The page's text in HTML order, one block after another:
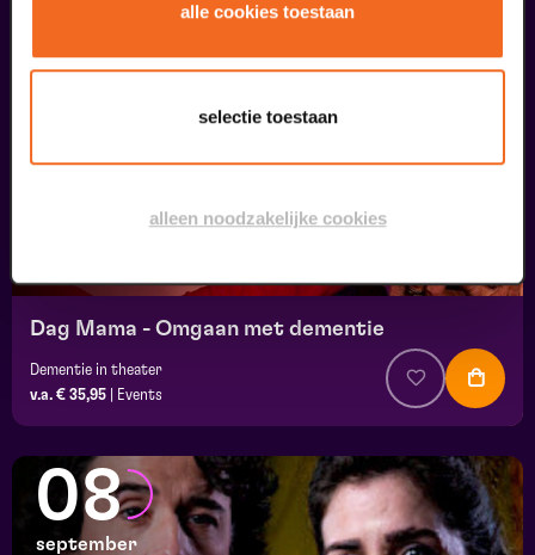
alle cookies toestaan
selectie toestaan
alleen noodzakelijke cookies
Dag Mama - Omgaan met dementie
Dementie in theater
v.a. € 35,95
Events
08
september